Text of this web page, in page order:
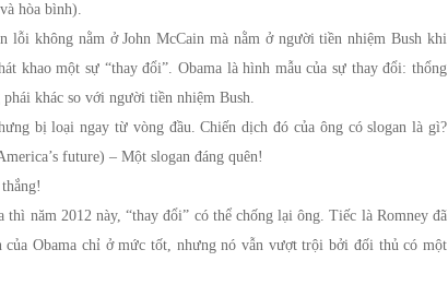
hòa bình).
lỗi không nằm ở John McCain mà nằm ở người tiền nhiệm Bush khi
khao một sự “thay đổi”. Obama là hình mẫu của sự thay đổi: thổng
khác so với người tiền nhiệm Bush.
bị loại ngay từ vòng đầu. Chiến dịch đó của ông có slogan là gì?
future) – Một slogan đáng quên!
năm 2012 này, “thay đổi” có thể chống lại ông. Tiếc là Romney đã
của Obama chỉ ở mức tốt, nhưng nó vẫn vượt trội bởi đối thủ có một